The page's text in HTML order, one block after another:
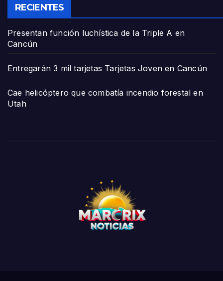
RECIENTES
Presentan función luchística de la Triple A en
Cancún
Entregarán 3 mil tarjetas Tarjetas Joven en Cancún
Cae helicóptero que combatía incendio forestal en
Utah